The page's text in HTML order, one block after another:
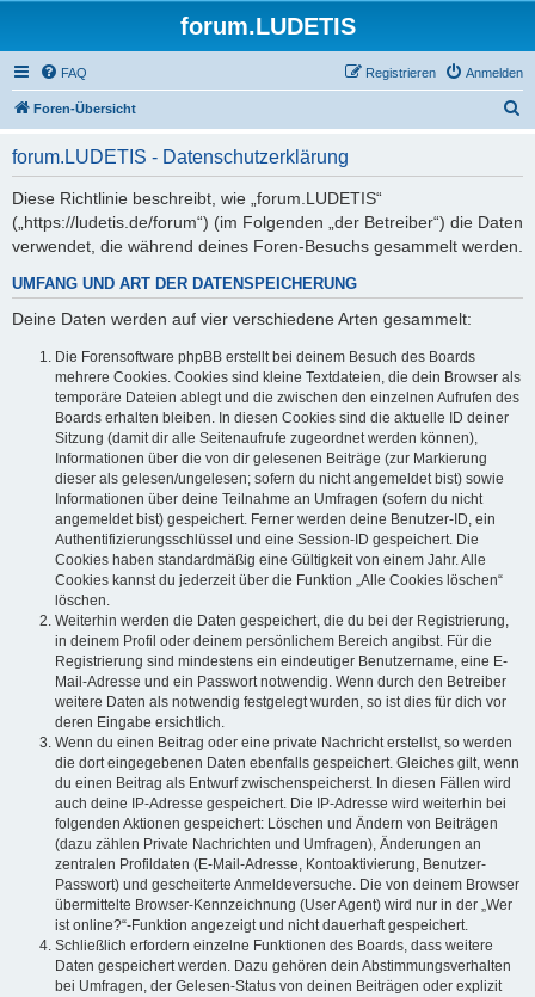
forum.LUDETIS
FAQ Anmelden
Registrieren
Foren-Übersicht
forum.LUDETIS - Datenschutzerklärung
Diese Richtlinie beschreibt, wie „forum.LUDETIS“
(„https://ludetis.de/forum“) (im Folgenden „der Betreiber“) die Daten
verwendet, die während deines Foren-Besuchs gesammelt werden.
UMFANG UND ART DER DATENSPEICHERUNG
Deine Daten werden auf vier verschiedene Arten gesammelt:
Die Forensoftware phpBB erstellt bei deinem Besuch des Boards
mehrere Cookies. Cookies sind kleine Textdateien, die dein Browser als
temporäre Dateien ablegt und die zwischen den einzelnen Aufrufen des
Boards erhalten bleiben. In diesen Cookies sind die aktuelle ID deiner
Sitzung (damit dir alle Seitenaufrufe zugeordnet werden können),
Informationen über die von dir gelesenen Beiträge (zur Markierung
dieser als gelesen/ungelesen; sofern du nicht angemeldet bist) sowie
Informationen über deine Teilnahme an Umfragen (sofern du nicht
angemeldet bist) gespeichert. Ferner werden deine Benutzer-ID, ein
Authentifizierungsschlüssel und eine Session-ID gespeichert. Die
Cookies haben standardmäßig eine Gültigkeit von einem Jahr. Alle
Cookies kannst du jederzeit über die Funktion „Alle Cookies löschen“
löschen.
Weiterhin werden die Daten gespeichert, die du bei der Registrierung,
in deinem Profil oder deinem persönlichem Bereich angibst. Für die
Registrierung sind mindestens ein eindeutiger Benutzername, eine E-
Mail-Adresse und ein Passwort notwendig. Wenn durch den Betreiber
weitere Daten als notwendig festgelegt wurden, so ist dies für dich vor
deren Eingabe ersichtlich.
Wenn du einen Beitrag oder eine private Nachricht erstellst, so werden
die dort eingegebenen Daten ebenfalls gespeichert. Gleiches gilt, wenn
du einen Beitrag als Entwurf zwischenspeicherst. In diesen Fällen wird
auch deine IP-Adresse gespeichert. Die IP-Adresse wird weiterhin bei
folgenden Aktionen gespeichert: Löschen und Ändern von Beiträgen
(dazu zählen Private Nachrichten und Umfragen), Änderungen an
zentralen Profildaten (E-Mail-Adresse, Kontoaktivierung, Benutzer-
Passwort) und gescheiterte Anmeldeversuche. Die von deinem Browser
übermittelte Browser-Kennzeichnung (User Agent) wird nur in der „Wer
ist online?“-Funktion angezeigt und nicht dauerhaft gespeichert.
Schließlich erfordern einzelne Funktionen des Boards, dass weitere
Daten gespeichert werden. Dazu gehören dein Abstimmungsverhalten
bei Umfragen, der Gelesen-Status von deinen Beiträgen oder explizit